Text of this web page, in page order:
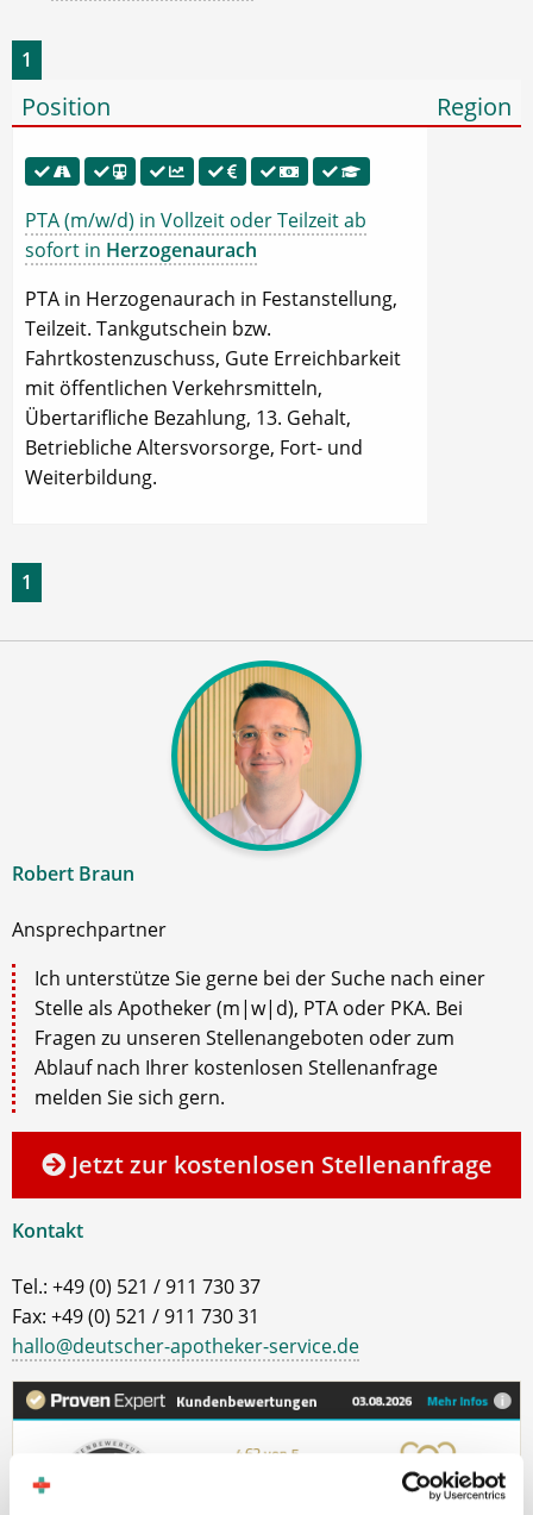
1
Position Region
PTA (m/w/d) in Vollzeit oder Teilzeit ab
sofort in Herzogenaurach
PTA in Herzogenaurach in Festanstellung,
Teilzeit. Tankgutschein bzw.
Fahrtkostenzuschuss, Gute Erreichbarkeit
mit öffentlichen Verkehrsmitteln,
Übertarifliche Bezahlung, 13. Gehalt,
Betriebliche Altersvorsorge, Fort- und
Weiterbildung.
1
Robert Braun
Ansprechpartner
Ich unterstütze Sie gerne bei der Suche nach einer
Stelle als Apotheker (m|w|d), PTA oder PKA. Bei
Fragen zu unseren Stellenangeboten oder zum
Ablauf nach Ihrer kostenlosen Stellenanfrage
melden Sie sich gern.
Jetzt zur kostenlosen Stellenanfrage
Kontakt
Tel.: +49 (0) 521 / 911 730 37
Fax: +49 (0) 521 / 911 730 31
hallo@deutscher-apotheker-service.de